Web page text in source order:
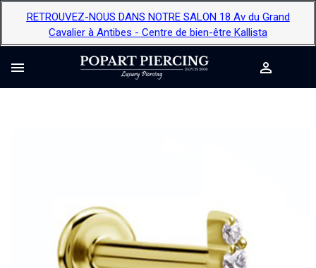
RETROUVEZ-NOUS DANS NOTRE SALON 18 Av du Grand
Cavalier à Antibes - Centre de bien-être Kallista
 